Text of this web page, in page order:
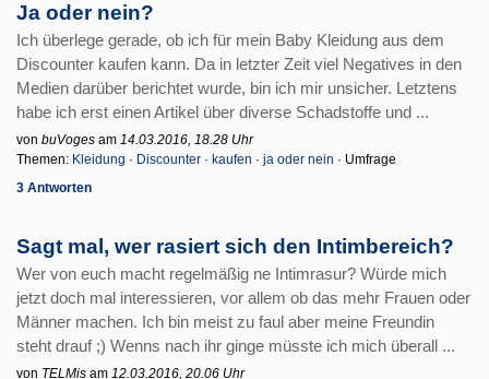
Ja oder nein?
Ich überlege gerade, ob ich für mein Baby Kleidung aus dem
Discounter kaufen kann. Da in letzter Zeit viel Negatives in den
Medien darüber berichtet wurde, bin ich mir unsicher. Letztens
habe ich erst einen Artikel über diverse Schadstoffe und ...
von buVoges am 14.03.2016, 18.28 Uhr
Themen: Kleidung · Discounter · kaufen · ja oder nein · Umfrage
3 Antworten
Sagt mal, wer rasiert sich den Intimbereich?
Wer von euch macht regelmäßig ne Intimrasur? Würde mich
jetzt doch mal interessieren, vor allem ob das mehr Frauen oder
Männer machen. Ich bin meist zu faul aber meine Freundin
steht drauf ;) Wenns nach ihr ginge müsste ich mich überall ...
von TELMis am 12.03.2016, 20.06 Uhr